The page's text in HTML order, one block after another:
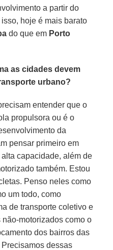
a partir do
hoje é mais barato
do que em Porto
as cidades devem
urbano?
entender que o
propulsora ou é o
da
pensar primeiro em
capacidade, além de
também. Estou
Penso neles como
um todo, como
de transporte coletivo e
motorizados como o
dos bairros das
dessas